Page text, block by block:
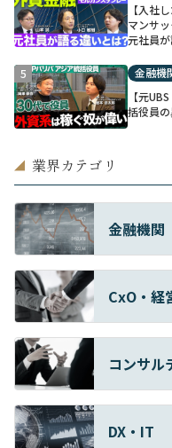
【入社
マンサ
元社員
5
金融機
【元
括役員
◢ 業界カテゴリ
金融機関
CxO・経
コンサル
DX・IT